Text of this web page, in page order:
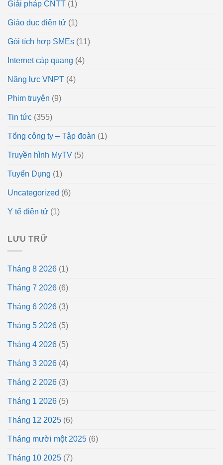
Giải pháp CNTT (1)
Giáo dục điện tử (1)
Gói tích hợp SMEs (11)
Internet cáp quang (4)
Năng lực VNPT (4)
Phim truyện (9)
Tin tức (355)
Tổng công ty – Tập đoàn (1)
Truyền hình MyTV (5)
Tuyển Dụng (1)
Uncategorized (6)
Y tế điện tử (1)
LƯU TRỮ
Tháng 8 2026 (1)
Tháng 7 2026 (6)
Tháng 6 2026 (3)
Tháng 5 2026 (5)
Tháng 4 2026 (5)
Tháng 3 2026 (4)
Tháng 2 2026 (3)
Tháng 1 2026 (5)
Tháng 12 2025 (6)
Tháng mười một 2025 (6)
Tháng 10 2025 (7)